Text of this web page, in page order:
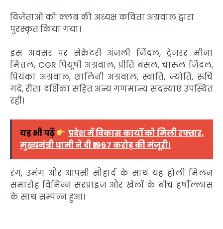
विजेताओं को क्लब की अध्यक्ष कविता अग्रवाल द्वारा
पुरस्कृत किया गया।
इस अवसर पर सेक्रेटरी अंजली जिंदल, ट्रेज़रर मीना
मित्तल, CGR पियूषी अग्रवाल, प्रीति बंसल, चारुल जिंदल,
प्रियंका अग्रवाल, शालिनी अग्रवाल, स्वाति, ज्योति, रुचि
गदे, रीता दर्शिका सहित अन्य गणमान्य सदस्याएं उपस्थित
रहीं।
यह भी पढ़ें
प्रदेश में विकास कार्यों को मिली रफ्तार,
मुख्यमंत्री धामी ने दी ₹1967 करोड़ की मंजूरी।
रंग, उमंग और आपसी सौहार्द के साथ यह होली मिलन
समारोह विभिन्न सरप्राइज और खेलों के बीच हर्षोल्लास
के साथ सम्पन्न हुआ।